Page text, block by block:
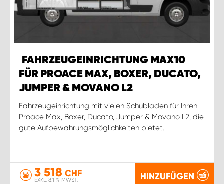
FAHRZEUGEINRICHTUNG MAX10
FÜR PROACE MAX, BOXER, DUCATO,
JUMPER & MOVANO L2
Fahrzeugeinrichtung mit vielen Schubladen für Ihren
Proace Max, Boxer, Ducato, Jumper & Movano L2, die
gute Aufbewahrungsmöglichkeiten bietet.
3 518 CHF
EXKL. 8.1 % MWST. HINZUFÜGEN